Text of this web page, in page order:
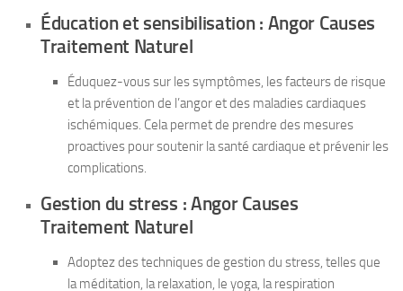
Éducation et sensibilisation : Angor Causes
Traitement Naturel
Éduquez-vous sur les symptômes, les facteurs de risque
et la prévention de l’angor et des maladies cardiaques
ischémiques. Cela permet de prendre des mesures
proactives pour soutenir la santé cardiaque et prévenir les
complications.
Gestion du stress : Angor Causes
Traitement Naturel
Adoptez des techniques de gestion du stress, telles que
la méditation, la relaxation, le yoga, la respiration